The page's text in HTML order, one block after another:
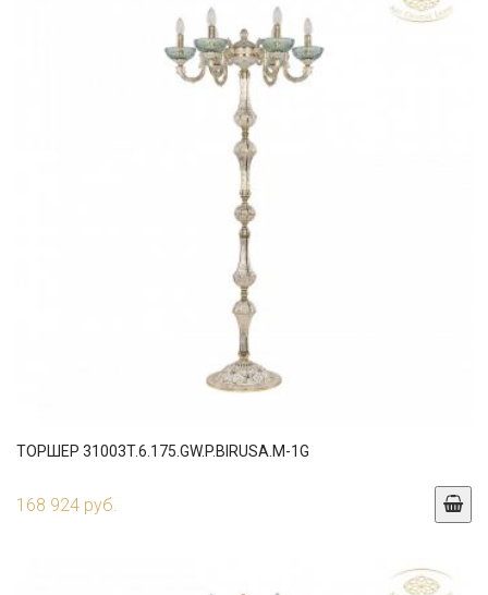
ТОРШЕР 31003T.6.175.GW.P.BIRUSA.M-1G
168 924 руб.